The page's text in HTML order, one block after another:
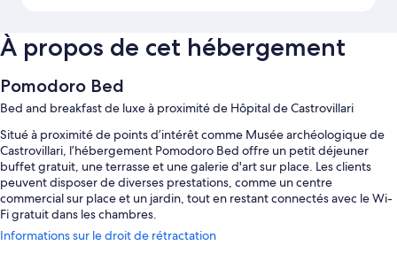
À propos de cet hébergement
Pomodoro Bed
Bed and breakfast de luxe à proximité de Hôpital de Castrovillari
Situé à proximité de points d’intérêt comme Musée archéologique de
Castrovillari, l’hébergement Pomodoro Bed offre un petit déjeuner
buffet gratuit, une terrasse et une galerie d'art sur place. Les clients
peuvent disposer de diverses prestations, comme un centre
commercial sur place et un jardin, tout en restant connectés avec le Wi-
Fi gratuit dans les chambres.
Autres avantages :
Informations sur le droit de rétractation